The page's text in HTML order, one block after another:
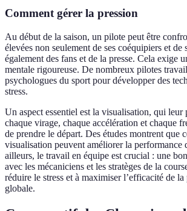
Comment gérer la pression
Au début de la saison, un pilote peut être
élevées non seulement de ses coéquipiers et de
également des fans et de la presse. Cela exige
mentale rigoureuse. De nombreux pilotes
psychologues du sport pour développer des
stress.
Un aspect essentiel est la visualisation, qui leur
chaque virage, chaque accélération et chaque
de prendre le départ. Des études montrent que
visualisation peuvent améliorer la performance
ailleurs, le travail en équipe est crucial : une
avec les mécaniciens et les stratèges de la
réduire le stress et à maximiser l’efficacité de
globale.